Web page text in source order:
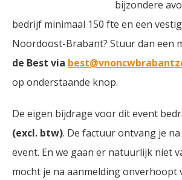
bijzondere
bedrijf minimaal 150 fte en een
Noordoost-Brabant? Stuur dan een
de Best via
op onderstaande knop.
De eigen bijdrage voor dit event
(excl. btw). De factuur ontvang je
event. En we gaan er natuurlijk niet
mocht je na aanmelding onverhoopt